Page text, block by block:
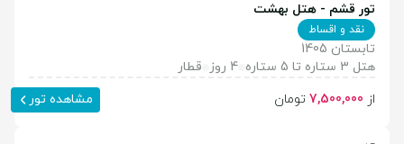
تور قشم - هتل بهشت
نقد و اقساط
تابستان 1405
هتل 3 ستاره تا 5 ستاره
4 روز
قطار
از 7,500,000 تومان مشاهده تور